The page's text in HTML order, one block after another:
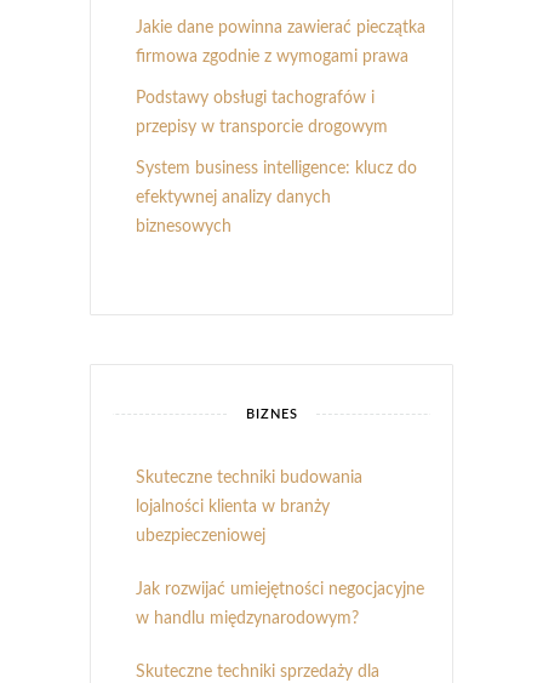
Jakie dane powinna zawierać pieczątka
firmowa zgodnie z wymogami prawa
Podstawy obsługi tachografów i
przepisy w transporcie drogowym
System business intelligence: klucz do
efektywnej analizy danych
biznesowych
BIZNES
Skuteczne techniki budowania
lojalności klienta w branży
ubezpieczeniowej
Jak rozwijać umiejętności negocjacyjne
w handlu międzynarodowym?
Skuteczne techniki sprzedaży dla